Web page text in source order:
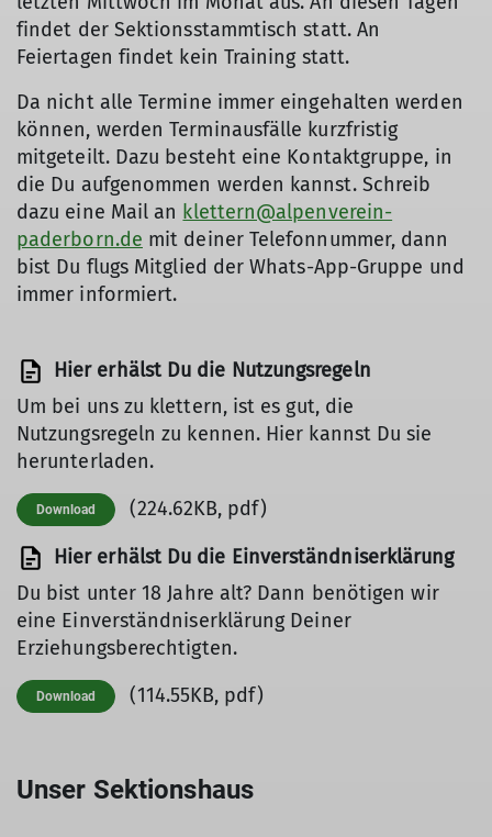
findet der Sektionsstammtisch statt. An
Feiertagen findet kein Training statt.
Da nicht alle Termine immer eingehalten werden
können, werden Terminausfälle kurzfristig
mitgeteilt. Dazu besteht eine Kontaktgruppe, in
die Du aufgenommen werden kannst. Schreib
dazu eine Mail an klettern@alpenverein-
paderborn.de mit deiner Telefonnummer, dann
bist Du flugs Mitglied der Whats-App-Gruppe und
immer informiert.
Hier erhälst Du die Nutzungsregeln
Um bei uns zu klettern, ist es gut, die
Nutzungsregeln zu kennen. Hier kannst Du sie
herunterladen.
Download (224.62KB, pdf)
Hier erhälst Du die Einverständniserklärung
Du bist unter 18 Jahre alt? Dann benötigen wir
eine Einverständniserklärung Deiner
Erziehungsberechtigten.
Download (114.55KB, pdf)
Unser Sektionshaus